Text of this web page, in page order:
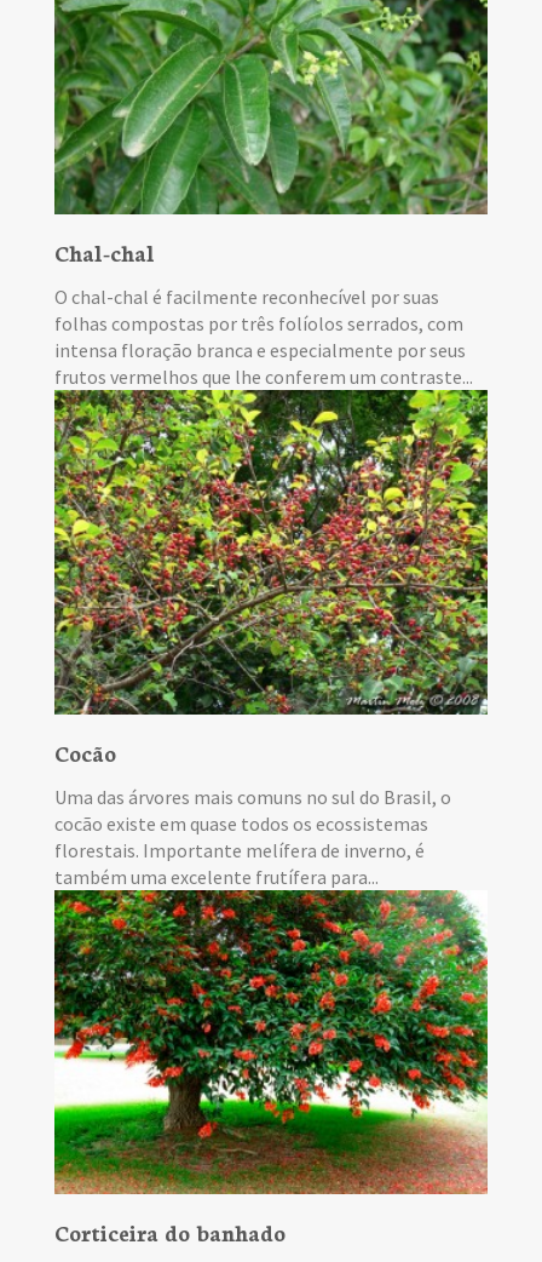
Chal-chal
O chal-chal é facilmente reconhecível por suas
folhas compostas por três folíolos serrados, com
intensa floração branca e especialmente por seus
frutos vermelhos que lhe conferem um contraste...
Cocão
Uma das árvores mais comuns no sul do Brasil, o
cocão existe em quase todos os ecossistemas
florestais. Importante melífera de inverno, é
também uma excelente frutífera para...
Corticeira do banhado